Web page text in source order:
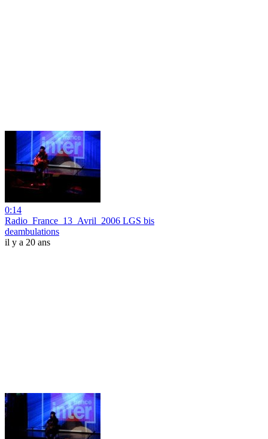
0:14
Radio_France_13_Avril_2006 LGS bis
deambulations
il y a 20 ans